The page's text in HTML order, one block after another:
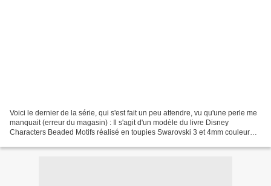
Voici le dernier de la série, qui s'est fait un peu attendre, vu qu'une perle me
manquait (erreur du magasin) : Il s'agit d'un modèle du livre Disney
Characters Beaded Motifs réalisé en toupies Swarovski 3 et 4mm couleur